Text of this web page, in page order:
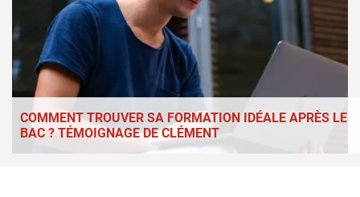
COMMENT TROUVER SA FORMATION IDÉALE APRÈS LE
BAC ? TÉMOIGNAGE DE CLÉMENT